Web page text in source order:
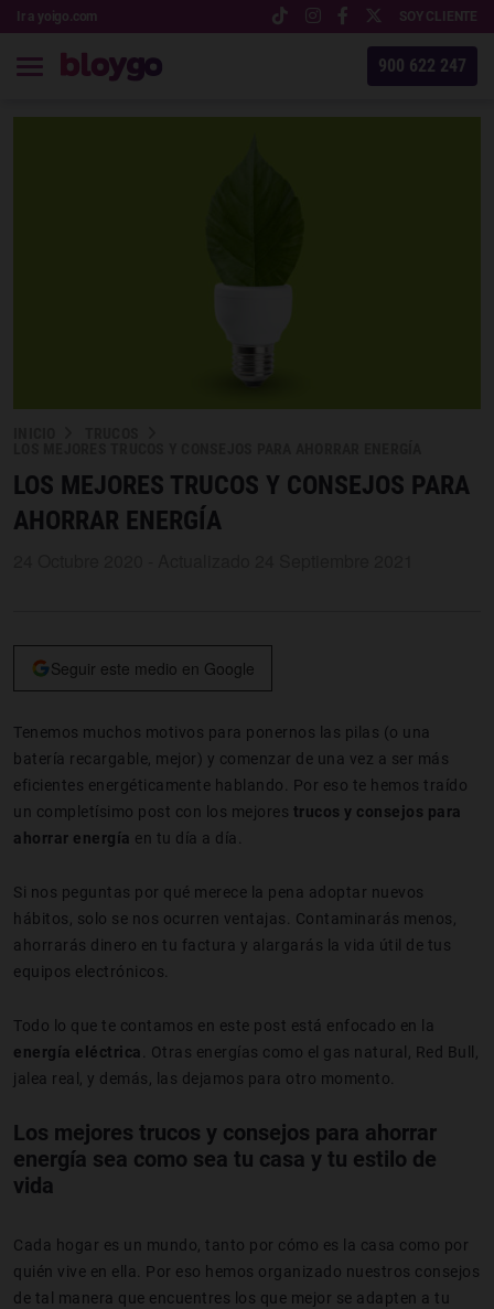
Ir a yoigo.com SOY CLIENTE
900 622 247
LOS MEJORES TRUCOS Y CONSEJOS PARA
AHORRAR ENERGÍA
Seguir este medio en Google
Tenemos muchos motivos para ponernos las pilas (o una
batería recargable, mejor) y comenzar de una vez a ser más
eficientes energéticamente hablando. Por eso te hemos traído
un completísimo post con los mejores trucos y consejos para
ahorrar energía en tu día a día.
Si nos peguntas por qué merece la pena adoptar nuevos
hábitos, solo se nos ocurren ventajas. Contaminarás menos,
ahorrarás dinero en tu factura y alargarás la vida útil de tus
equipos electrónicos.
Todo lo que te contamos en este post está enfocado en la
energía eléctrica . Otras energías como el gas natural, Red Bull,
jalea real, y demás, las dejamos para otro momento.
Los mejores trucos y consejos para ahorrar
energía sea como sea tu casa y tu estilo de
vida
Cada hogar es un mundo, tanto por cómo es la casa como por
quién vive en ella. Por eso hemos organizado nuestros consejos
de tal manera que encuentres los que mejor se adapten a tu